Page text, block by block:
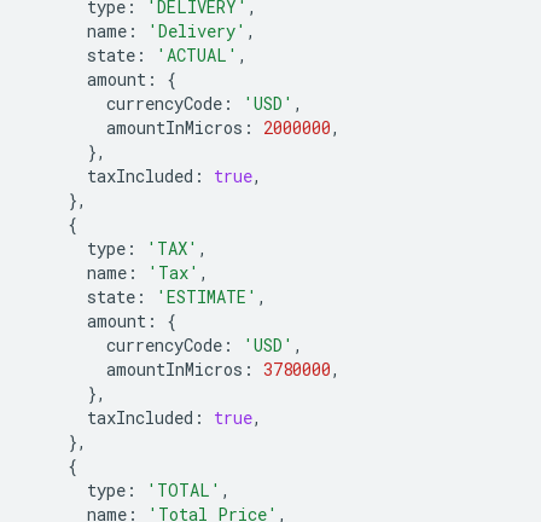
type : 'DELIVERY' ,
name : 'Delivery' ,
state : 'ACTUAL' ,
amount :
{
currencyCode : 'USD' ,
amountInMicros : 2000000,
},
taxIncluded : true,
},
{
type : 'TAX' ,
name : 'Tax' ,
state : 'ESTIMATE' ,
amount :
{
currencyCode : 'USD' ,
amountInMicros : 3780000,
},
taxIncluded : true,
},
{
type : 'TOTAL' ,
name : 'Total Price' ,